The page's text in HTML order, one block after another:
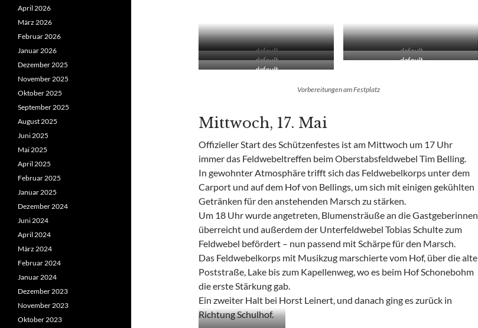
default
default
default
default
default
Vorbereitungen am Festplatz
Mittwoch, 17. Mai
Offizieller Start des Schützenfestes ist am Mittwoch um 17 Uhr
immer das Feldwebeltreffen beim Oberstabsfeldwebel Tim Belling.
In gewohnter Atmosphäre trifft sich das Feldwebelkorps unter dem
Carport und auf dem Hof von Bellings, um sich mit einigen gekühlten
Getränken für den anstehenden Marsch zu stärken.
Um 18 Uhr wurde angetreten, Blumensträuße an die Gastgeberinnen
überreicht und außerdem der Unterfeldwebel Tobias Schulte zum
Feldwebel befördert – nun passend mit Schärpe für den Marsch.
Das Feldwebelkorps mit Musikzug marschierte vom Hof, über die alte
Poststraße, Lake bis zum Kapellenweg, wo es beim Hof Schonebohm
die erste Stärkung gab.
Ein zweiter Halt bei Horst Leinert, und danach ging es zurück in
Richtung Schulhof.
April 2026
März 2026
Februar 2026
Januar 2026
Dezember 2025
November 2025
Oktober 2025
September 2025
August 2025
Juni 2025
Mai 2025
April 2025
Februar 2025
Januar 2025
Dezember 2024
Juni 2024
April 2024
März 2024
Februar 2024
Januar 2024
Dezember 2023
November 2023
Oktober 2023